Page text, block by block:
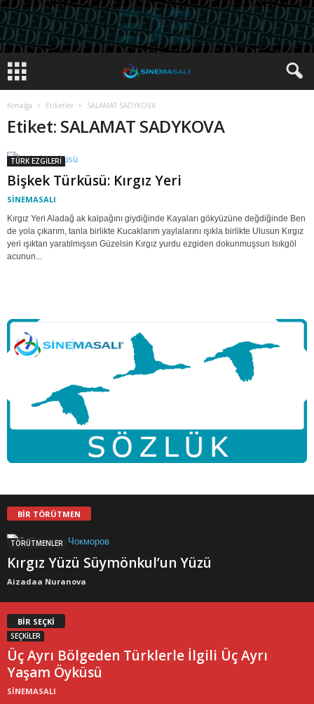
Konalga Etiketler SALAMAT SADYKOVA
Etiket: SALAMAT SADYKOVA
TÜRK EZGİLERİ
Bişkek Türküsü: Kırgız Yeri
SİNEMASALI
Kırgız Yeri Aladağ ak kalpağını giydiğinde Kayaları gökyüzüne değdiğinde Ben
de yola çıkarım, tanla birlikte Kucaklarım yaylalarını ışıkla birlikte Ulusun Kırgız
yeri ışıktan yaratılmışsın Güzelsin Kırgız yurdu ezgiden dokunmuşsun Isıkgöl
acunun...
BİR TÖRÜTMEN
TÖRÜTMENLER
Kırgız Yüzü Süymönkul’un Yüzü
Aizadaa Nuranova
BİR SEÇKİ
SEÇKİLER
Üç Ayrı Bölgeden Türklerle İlgili Üç Ayrı
Yaşam Öyküsü
SİNEMASALI